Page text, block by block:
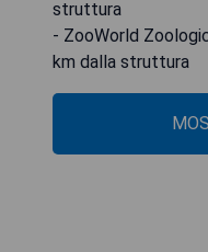
struttura
- ZooWorld
km dalla struttura